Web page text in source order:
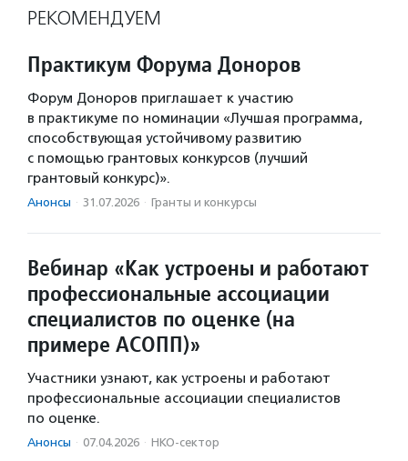
РЕКОМЕНДУЕМ
Практикум Форума Доноров
Форум Доноров приглашает к участию
в практикуме по номинации «Лучшая программа,
способствующая устойчивому развитию
с помощью грантовых конкурсов (лучший
грантовый конкурс)».
Анонсы · 31.07.2026 · Гранты и конкурсы
Вебинар «Как устроены и работают
профессиональные ассоциации
специалистов по оценке (на
примере АСОПП)»
Участники узнают, как устроены и работают
профессиональные ассоциации специалистов
по оценке.
Анонсы · 07.04.2026 · НКО-сектор